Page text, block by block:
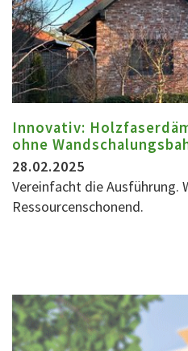
Innovativ:
ohne
28.02.2025
Vereinfacht die Ausführung.
Ressourcenschonend.